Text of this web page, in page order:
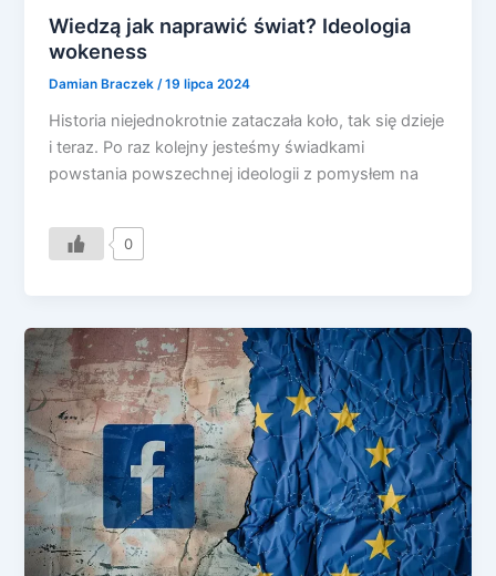
Wiedzą jak naprawić świat? Ideologia
wokeness
Damian Braczek/19 lipca 2024
Historia niejednokrotnie zataczała koło, tak się dzieje
i teraz. Po raz kolejny jesteśmy świadkami
powstania powszechnej ideologii z pomysłem na
0